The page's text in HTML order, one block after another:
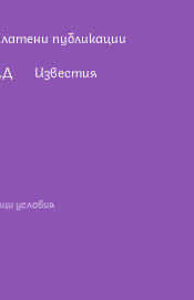
публикации
Известия
условия